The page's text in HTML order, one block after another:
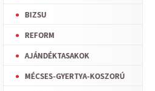
BIZSU
REFORM
AJÁNDÉKTASAKOK
MÉCSES-GYERTYA-KOSZORÚ